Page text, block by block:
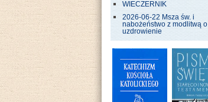
WIECZERNIK
2026-06-22 Msza św. i
nabożeństwo z modlitwą o
uzdrowienie